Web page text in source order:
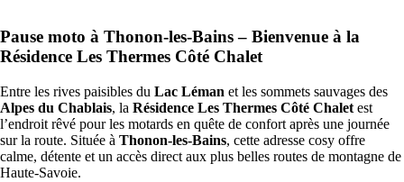
Pause moto à Thonon-les-Bains – Bienvenue à la
Résidence Les Thermes Côté Chalet
Entre les rives paisibles du Lac Léman et les sommets sauvages des
Alpes du Chablais, la Résidence Les Thermes Côté Chalet est
l’endroit rêvé pour les motards en quête de confort après une journée
sur la route. Située à Thonon-les-Bains, cette adresse cosy offre
calme, détente et un accès direct aux plus belles routes de montagne de
Haute-Savoie.